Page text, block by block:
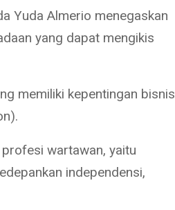
Yuda Almerio menegaskan
yang dapat mengikis
memiliki kepentingan bisnis
wartawan, yaitu
independensi,